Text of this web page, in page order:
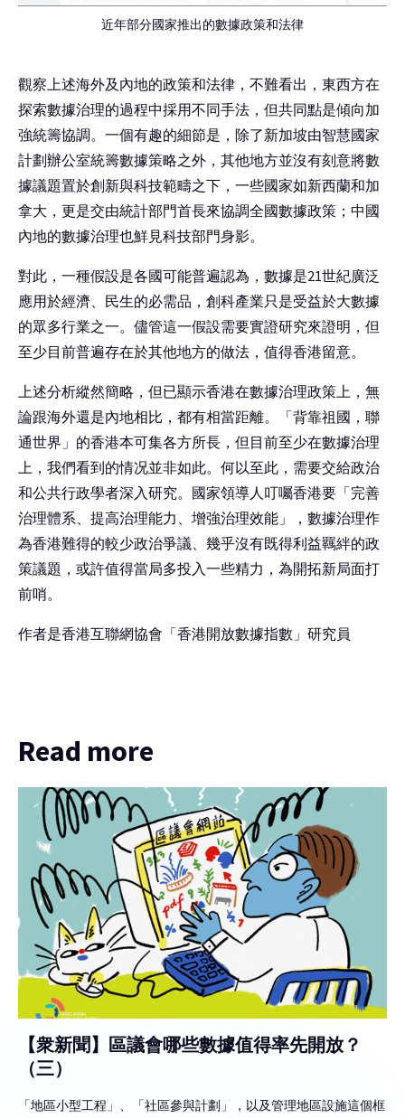
近年部分國家推出的數據政策和法律
觀察上述海外及內地的政策和法律，不難看出，東西方在
探索數據治理的過程中採用不同手法，但共同點是傾向加
強統籌協調。一個有趣的細節是，除了新加坡由智慧國家
計劃辦公室統籌數據策略之外，其他地方並沒有刻意將數
據議題置於創新與科技範疇之下，一些國家如新西蘭和加
拿大，更是交由統計部門首長來協調全國數據政策；中國
內地的數據治理也鮮見科技部門身影。
對此，一種假設是各國可能普遍認為，數據是21世紀廣泛
應用於經濟、民生的必需品，創科產業只是受益於大數據
的眾多行業之一。儘管這一假設需要實證研究來證明，但
至少目前普遍存在於其他地方的做法，值得香港留意。
上述分析縱然簡略，但已顯示香港在數據治理政策上，無
論跟海外還是內地相比，都有相當距離。「背靠祖國，聯
通世界」的香港本可集各方所長，但目前至少在數據治理
上，我們看到的情况並非如此。何以至此，需要交給政治
和公共行政學者深入研究。國家領導人叮囑香港要「完善
治理體系、提高治理能力、增強治理效能」，數據治理作
為香港難得的較少政治爭議、幾乎沒有既得利益羈絆的政
策議題，或許值得當局多投入一些精力，為開拓新局面打
前哨。
作者是香港互聯網協會「香港開放數據指數」研究員
Read more
【衆新聞】區議會哪些數據值得率先開放？
（三）
「地區小型工程」、「社區參與計劃」，以及管理地區設施這個框